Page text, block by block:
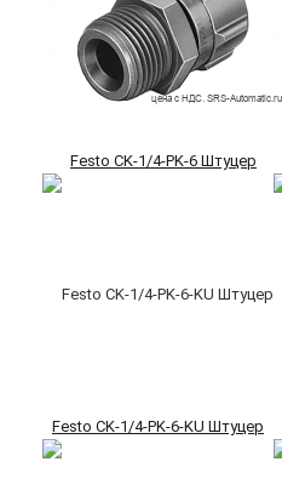
Festo CK-1/4-PK-6 Штуцер
Festo CK-1/4-PK-6-KU Штуцер